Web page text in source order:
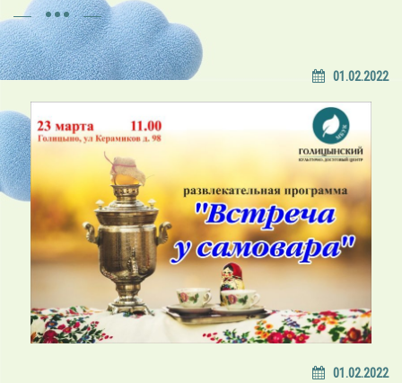
01.02.2022
01.02.2022